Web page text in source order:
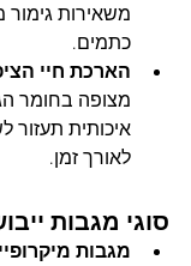
משאירות גימור
כתמים.
הארכת חיי
מצופה בחומר
איכותית תעזור
לאורך זמן.
סוגי מגבות
מגבות